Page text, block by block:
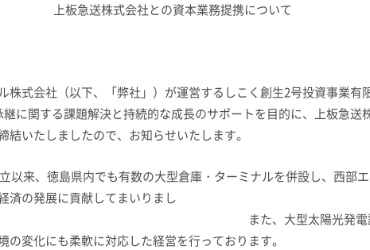
上板急送株式会社との資本業務提携について
株式会社（以下、「弊社」）が運営するしこく創生2号投資事業有
に関する課題解決と持続的な成長のサポートを目的に、上板急送
結いたしましたので、お知らせいたします。
以来、徳島県内でも有数の大型倉庫・ターミナルを併設し、西部
済の発展に貢献してまいりまし
。 また、大型太陽光発
の変化にも柔軟に対応した経営を行っております。